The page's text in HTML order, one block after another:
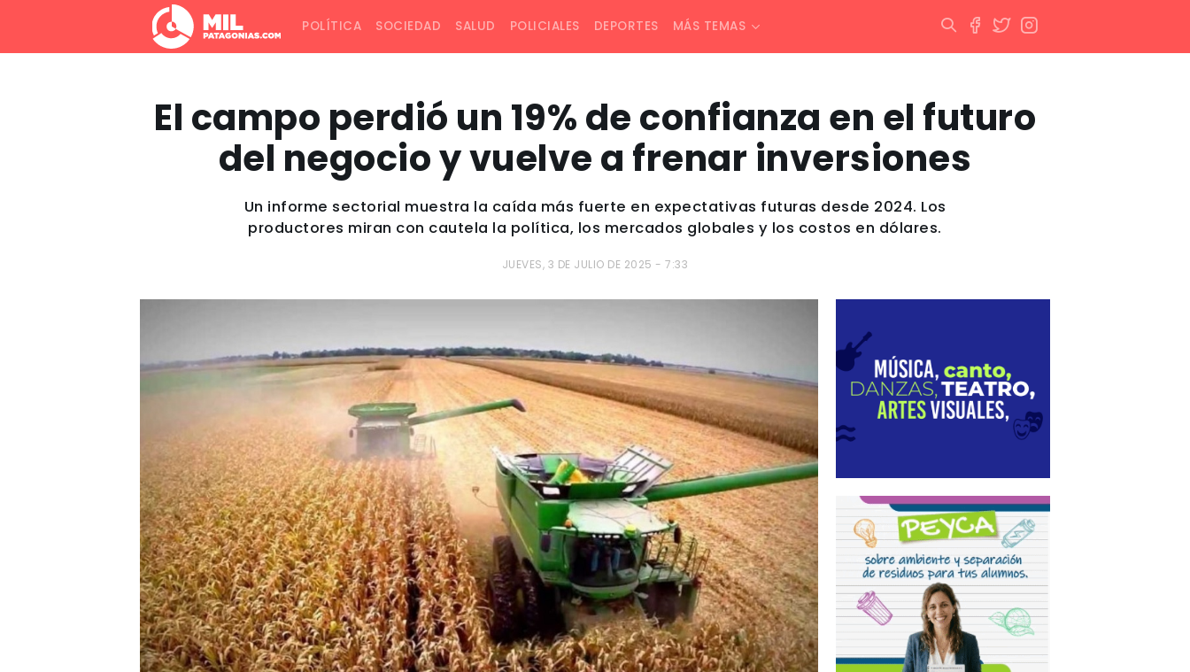
POLÍTICA SOCIEDAD SALUD POLICIALES DEPORTES MÁS TEMAS
El campo perdió un 19% de confianza en el futuro
del negocio y vuelve a frenar inversiones
Un informe sectorial muestra la caída más fuerte en expectativas futuras desde 2024. Los
productores miran con cautela la política, los mercados globales y los costos en dólares.
JUEVES, 3 DE JULIO DE 2025 - 7:33